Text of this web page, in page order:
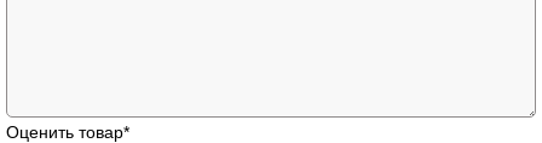
Оценить товар*